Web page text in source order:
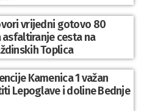
vrijedni gotovo 80
asfaltiranje cesta na
Toplica
Kamenica 1 važan
Lepoglave i doline Bednje